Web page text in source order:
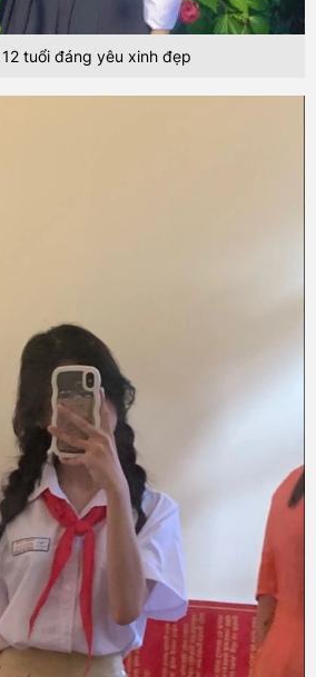
tuổi đáng yêu xinh đẹp